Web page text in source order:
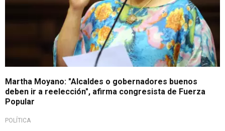
Martha Moyano: "Alcaldes o gobernadores buenos
deben ir a reelección", afirma congresista de Fuerza
Popular
POLÍTICA